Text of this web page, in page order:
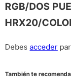
RGB/DOS
HRX20/
Debes acceder
También te